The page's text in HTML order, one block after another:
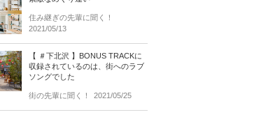
住み継ぎの先輩に聞く！
2021/05/13
【 ＃下北沢 】BONUS TRACKに
収録されているのは、街へのラブ
ソングでした
街の先輩に聞く！ 2021/05/25